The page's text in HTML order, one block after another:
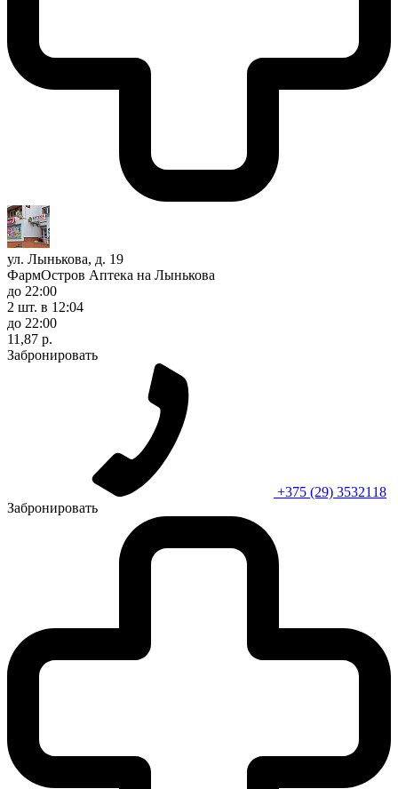
ул. Лынькова, д. 19
ФармОстров Аптека на Лынькова
до 22:00
2 шт. в 12:04
до 22:00
11,87 р.
Забронировать
+375 (29) 3532118
Забронировать